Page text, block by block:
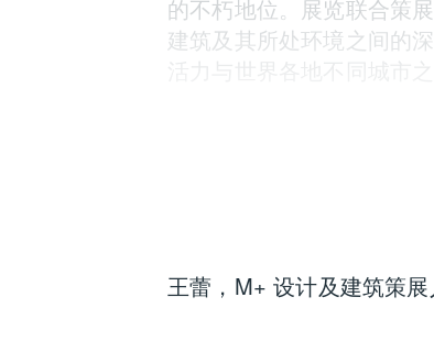
的不朽地位。展览联合策
建筑及其所处环境之间的
王蕾，M+ 设计及建筑策